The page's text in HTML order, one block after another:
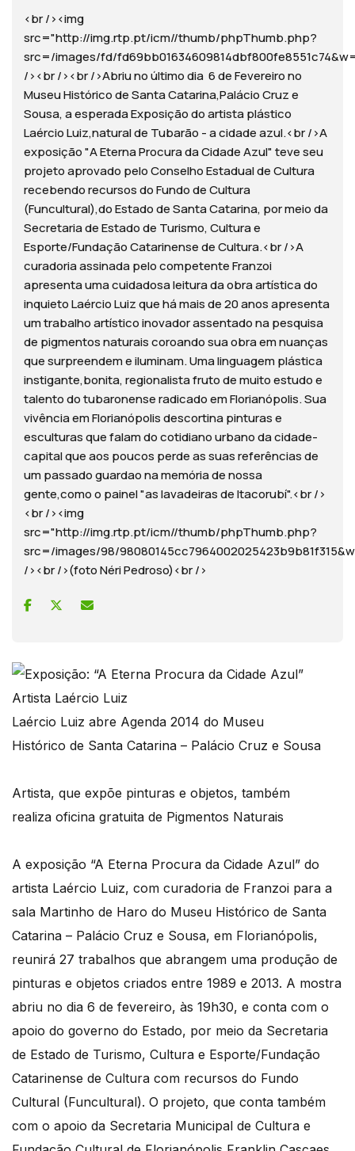
<br /><img
src="http://img.rtp.pt/icm//thumb/phpThumb.php?
src=/images/fd/
/><br /><br />Abriu no último dia 6 de Fevereiro no
Museu Histórico de Santa Catarina,Palácio Cruz e
Sousa, a esperada Exposição do artista plástico
Laércio Luiz,natural de Tubarão - a cidade azul.<br />A
exposição "A Eterna Procura da Cidade Azul" teve seu
projeto aprovado pelo Conselho Estadual de Cultura
recebendo recursos do Fundo de Cultura
(Funcultural),do Estado de Santa Catarina, por meio da
Secretaria de Estado de Turismo, Cultura e
Esporte/Fundação Catarinense de Cultura.<br />A
curadoria assinada pelo competente Franzoi
apresenta uma cuidadosa leitura da obra artística do
inquieto Laércio Luiz que há mais de 20 anos apresenta
um trabalho artístico inovador assentado na pesquisa
de pigmentos naturais coroando sua obra em nuanças
que surpreendem e iluminam. Uma linguagem plástica
instigante,bonita, regionalista fruto de muito estudo e
talento do tubaronense radicado em Florianópolis. Sua
vivência em Florianópolis descortina pinturas e
esculturas que falam do cotidiano urbano da cidade-
capital que aos poucos perde as suas referências de
um passado guardao na memória de nossa
gente,como o painel "as lavadeiras de Itacorubí".<br />
<br /><img
src="http://img.rtp.pt/icm//thumb/phpThumb.php?
src=/images/98/
/><br />(foto Néri Pedroso)<br />
Laércio Luiz abre Agenda 2014 do Museu
Histórico de Santa Catarina – Palácio Cruz e Sousa
Artista, que expõe pinturas e objetos, também
realiza oficina gratuita de Pigmentos Naturais
A exposição “A Eterna Procura da Cidade Azul” do
artista Laércio Luiz, com curadoria de Franzoi para a
sala Martinho de Haro do Museu Histórico de Santa
Catarina – Palácio Cruz e Sousa, em Florianópolis,
reunirá 27 trabalhos que abrangem uma produção de
pinturas e objetos criados entre 1989 e 2013. A mostra
abriu no dia 6 de fevereiro, às 19h30, e conta com o
apoio do governo do Estado, por meio da Secretaria
de Estado de Turismo, Cultura e Esporte/Fundação
Catarinense de Cultura com recursos do Fundo
Cultural (Funcultural). O projeto, que conta também
com o apoio da Secretaria Municipal de Cultura e